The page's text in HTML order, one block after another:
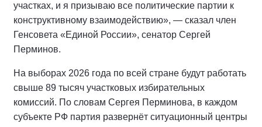
участках, и я призываю все политические партии к
конструктивному взаимодействию», — сказал член
Генсовета «Единой России», сенатор Сергей
Перминов.
На выборах 2026 года по всей стране будут работать
свыше 89 тысяч участковых избирательных
комиссий. По словам Сергея Перминова, в каждом
субъекте РФ партия развернёт ситуационный центры